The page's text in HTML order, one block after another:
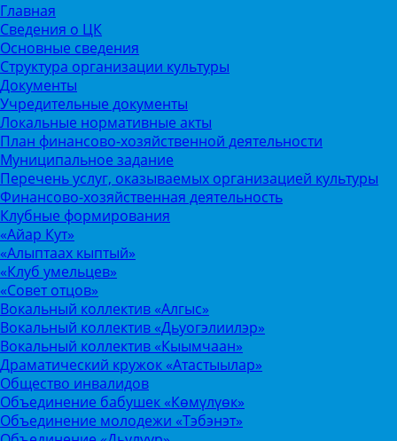
Главная
Сведения о ЦК
Основные сведения
Структура организации культуры
Документы
Учредительные документы
Локальные нормативные акты
План финансово-хозяйственной деятельности
Муниципальное задание
Перечень услуг, оказываемых организацией культуры
Финансово-хозяйственная деятельность
Клубные формирования
«Айар Кут»
«Алыптаах кыптый»
«Клуб умельцев»
«Совет отцов»
Вокальный коллектив «Алгыс»
Вокальный коллектив «Дьуогэлиилэр»
Вокальный коллектив «Кыымчаан»
Драматический кружок «Атастыылар»
Общество инвалидов
Объединение бабушек «Көмүлүөк»
Объединение молодежи «Тэбэнэт»